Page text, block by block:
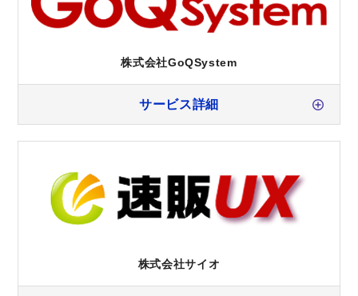
株式会社GoQSystem
サービス詳細
株式会社サイオ